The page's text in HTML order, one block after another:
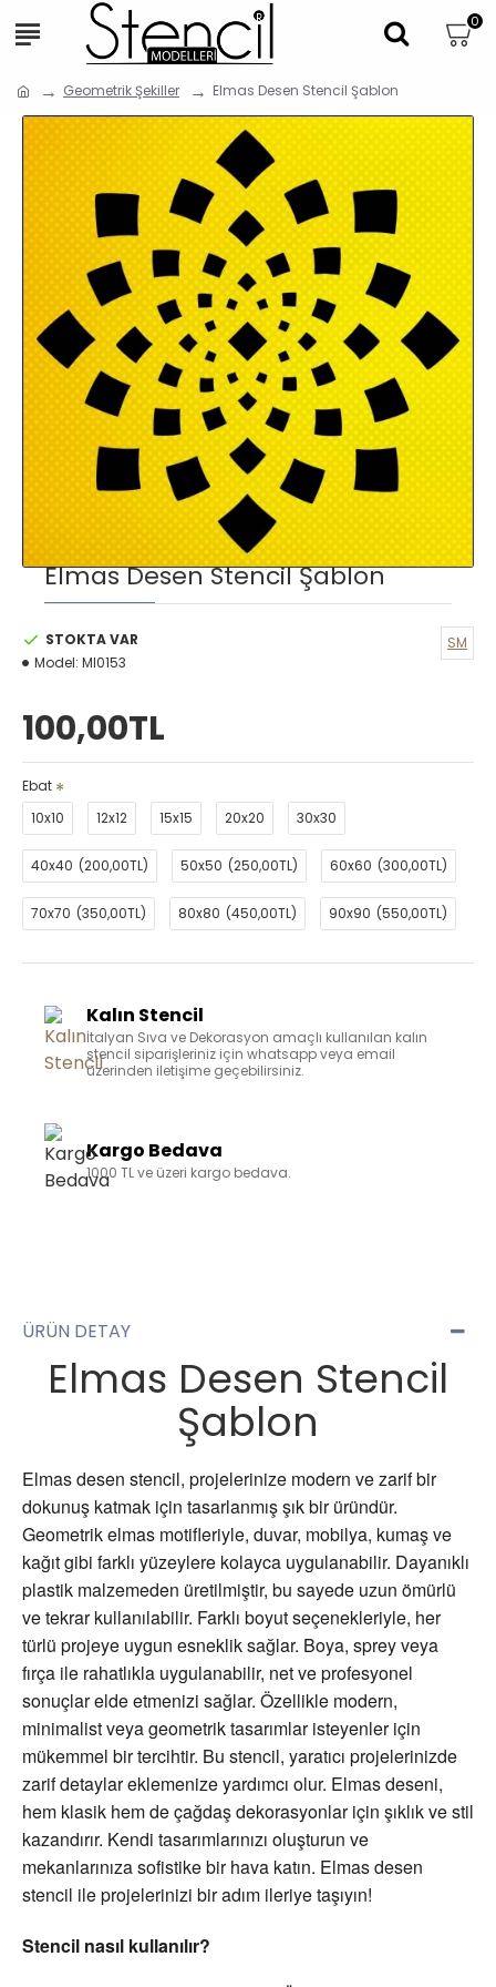
0
Geometrik Şekiller Elmas Desen Stencil Şablon
Elmas Desen Stencil Şablon
STOKTA VAR
Model: MI0153
SM
100,00TL
Ebat
10x10
12x12 15x15 20x20 30x30
40x40 (200,00TL) 50x50 (250,00TL) 60x60 (300,00TL)
70x70 (350,00TL) 80x80 (450,00TL) 90x90 (550,00TL)
Kalın Stencil
İtalyan Sıva ve Dekorasyon amaçlı kullanılan kalın
stencil siparişleriniz için whatsapp veya email
üzerinden iletişime geçebilirsiniz.
Kargo Bedava
1000 TL ve üzeri kargo bedava.
ÜRÜN DETAY
Elmas Desen Stencil
Şablon
Elmas desen stencil, projelerinize modern ve zarif bir
dokunuş katmak için tasarlanmış şık bir üründür.
Geometrik elmas motifleriyle, duvar, mobilya, kumaş ve
kağıt gibi farklı yüzeylere kolayca uygulanabilir. Dayanıklı
plastik malzemeden üretilmiştir, bu sayede uzun ömürlü
ve tekrar kullanılabilir. Farklı boyut seçenekleriyle, her
türlü projeye uygun esneklik sağlar. Boya, sprey veya
fırça ile rahatlıkla uygulanabilir, net ve profesyonel
sonuçlar elde etmenizi sağlar. Özellikle modern,
minimalist veya geometrik tasarımlar isteyenler için
mükemmel bir tercihtir. Bu stencil, yaratıcı projelerinizde
zarif detaylar eklemenize yardımcı olur. Elmas deseni,
hem klasik hem de çağdaş dekorasyonlar için şıklık ve stil
kazandırır. Kendi tasarımlarınızı oluşturun ve
mekanlarınıza sofistike bir hava katın. Elmas desen
stencil ile projelerinizi bir adım ileriye taşıyın!
Stencil nasıl kullanılır?